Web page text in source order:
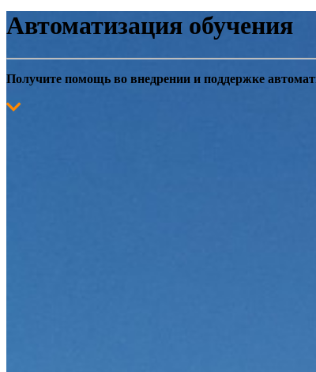
Автоматизация обучения
Получите помощь во внедрении и поддержке